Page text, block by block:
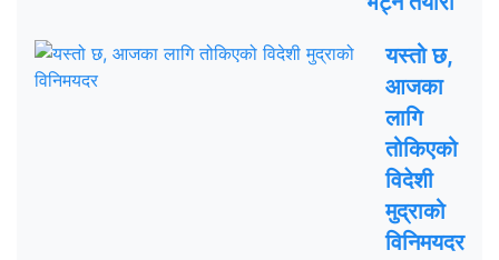
यस्तो छ,
आजका
लागि
तोकिएको
विदेशी
मुद्राको
विनिमयदर